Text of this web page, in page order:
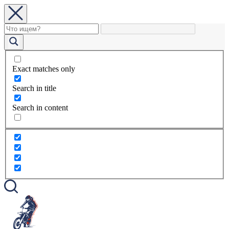
Exact matches only
Search in title
Search in content